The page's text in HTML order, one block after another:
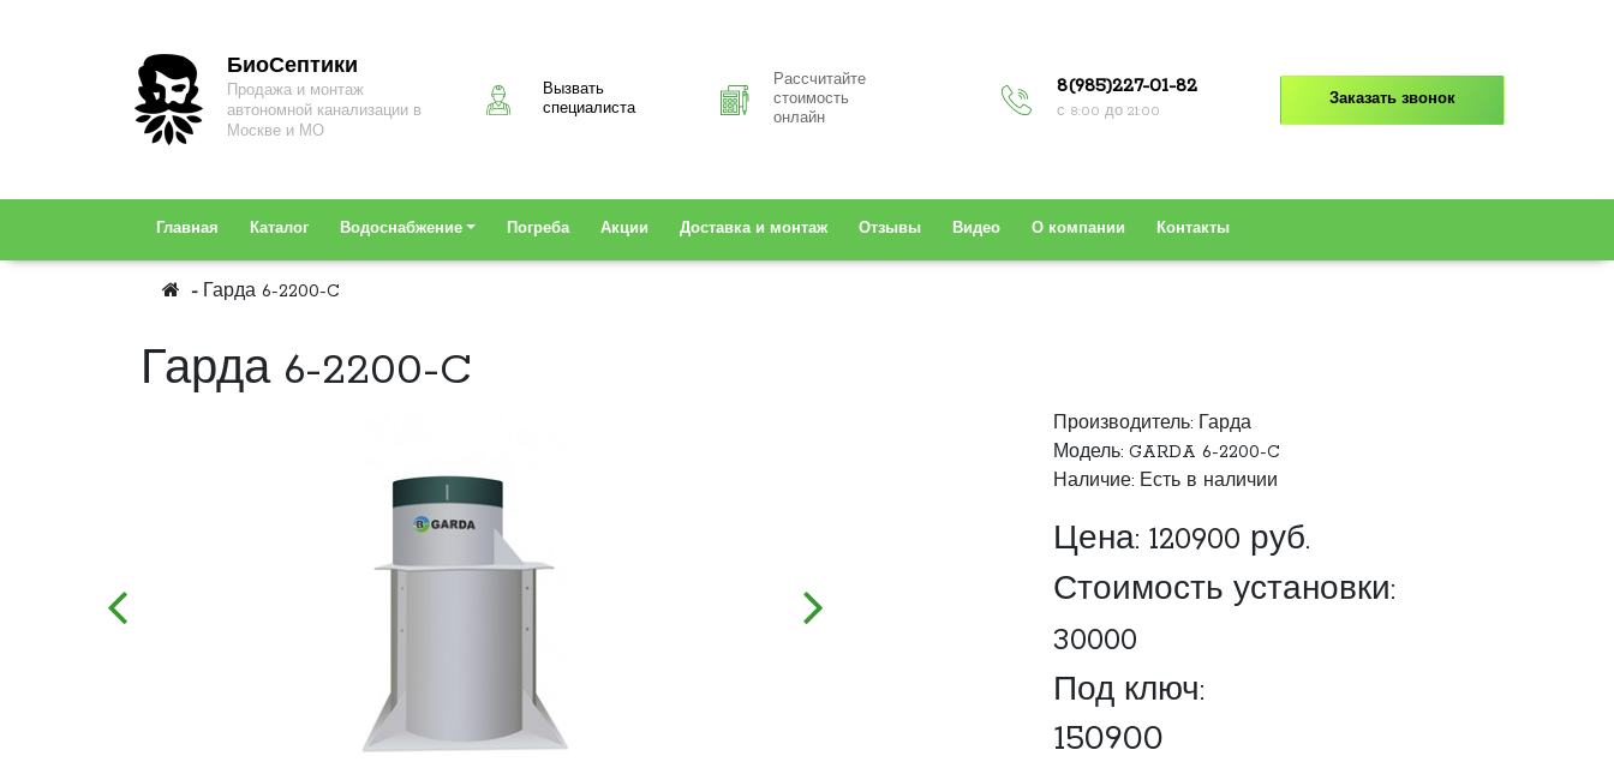
БиоСептики
Продажа и монтаж
автономной канализации в
Москве и МО
Вызвать
специалиста
Рассчитайте
стоимость
онлайн
8(985)227-01-82
с 8:00 до 21:00
Заказать звонок
Главная Каталог Водоснабжение Погреба Акции Доставка и монтаж Отзывы Видео О компании Контакты
Гарда 6-2200-C
Гарда 6-2200-C
Производитель: Гарда
Модель: GARDA 6-2200-C
Наличие: Есть в наличии
Цена: 120900 руб.
Стоимость установки:
30000
Под ключ:
150900